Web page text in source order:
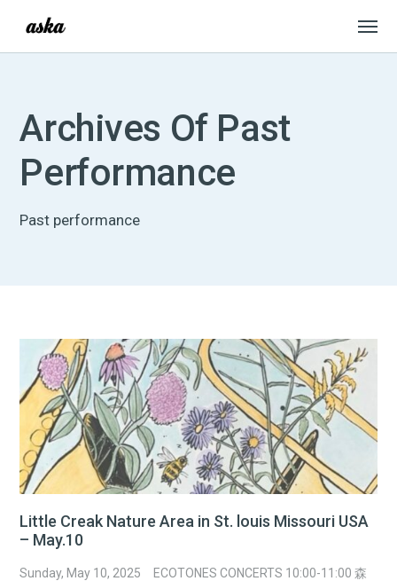
Archives Of Past
Performance
Past performance
Little Creak Nature Area in St. louis Missouri USA
– May.10
Sunday, May 10, 2025 ECOTONES CONCERTS 10:00-11:00 森